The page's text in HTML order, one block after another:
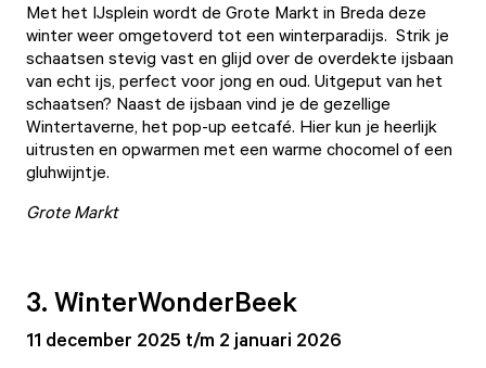
Met het IJsplein wordt de Grote Markt in Breda deze
winter weer omgetoverd tot een winterparadijs. Strik je
schaatsen stevig vast en glijd over de overdekte ijsbaan
van echt ijs, perfect voor jong en oud. Uitgeput van het
schaatsen? Naast de ijsbaan vind je de gezellige
Wintertaverne, het pop-up eetcafé. Hier kun je heerlijk
uitrusten en opwarmen met een warme chocomel of een
gluhwijntje.
Grote Markt
3. WinterWonderBeek
11 december 2025 t/m 2 januari 2026